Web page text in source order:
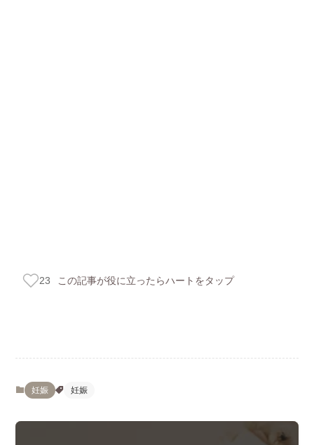
23 この記事が役に立ったらハートをタップ
妊娠 妊娠